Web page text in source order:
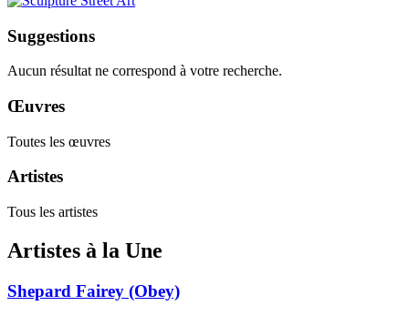
Suggestions
Aucun résultat ne correspond à votre recherche.
Œuvres
Toutes les œuvres
Artistes
Tous les artistes
Artistes à la Une
Shepard Fairey (Obey)